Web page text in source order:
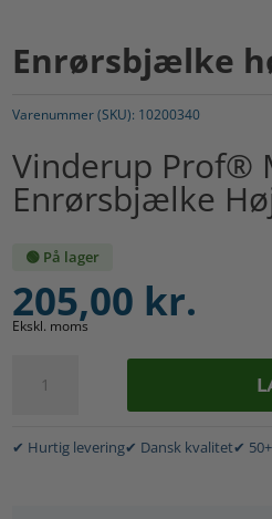
Enrørsbjælke
Varenummer (SKU): 10200340
Vinderup Prof®
Enrørsbjælke
🟢 På lager
205,00 kr.
Ekskl. moms
m.
t
✔ Hurtig levering✔ Dansk kvalitet✔